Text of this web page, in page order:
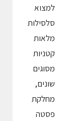
למצוא
סלסילות
מלאות
קטניות
מסוגים
שונים,
מחלקת
פסטה